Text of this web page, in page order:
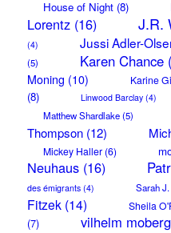
House of Night(8)
Lorentz(16) J.R.
(4)
Jussi Adler-
(5)
Karen Chance
Moning (10) Karine
(8)
Linwood Barclay(4)
Matthew Shardlake(5)
Thompson(12)
Mickey Haller(6)
Neuhaus(16)
des émigrants(4) Sarah
Fitzek(14) Sheila
(7)
vilhelm moberg